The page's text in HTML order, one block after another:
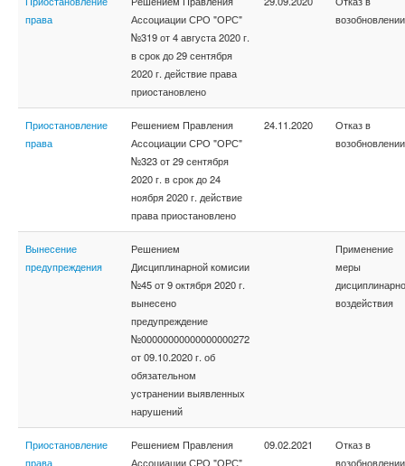
права
Ассоциации СРО "ОРС"
№319 от 4 августа 2020 г.
в срок до 29 сентября
2020 г. действие права
приостановлено
возобновлении
Приостановление
права
Решением Правления
Ассоциации СРО "ОРС"
№323 от 29 сентября
2020 г. в срок до 24
ноября 2020 г. действие
права приостановлено
24.11.2020
Отказ в
возобновлении
Вынесение
предупреждения
Решением
Дисциплинарной комисии
№45 от 9 октября 2020 г.
вынесено
предупреждение
№00000000000000000272
от 09.10.2020 г. об
обязательном
устранении выявленных
нарушений
Применение
меры
воздействия
Приостановление
права
Решением Правления
Ассоциации СРО "ОРС"
09.02.2021
Отказ в
возобновлении